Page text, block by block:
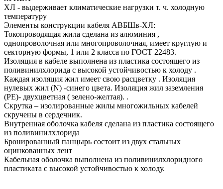
ХЛ - выдерживает климатические нагрузки т. ч. холодную
температуру
Элементы конструкции кабеля АВБШв-ХЛ:
Токопроводящая жила сделана из алюминия ,
однопроволочная или многопроволочная, имеет круглую и
секторную формы, 1 или 2 класса по ГОСТ 22483.
Изоляция в кабеле выполнена из пластика состоящего из
поливинилхлорида с высокой устойчивостью к холоду .
Каждая изоляция жил имеет свою расцветку . Изоляция
нулевых жил (N) -синего цвета. Изоляция жил заземления
(PE)- двухцветная ( зелено-желтая). .
Скрутка – изолированные жилы многожильных кабелей
скручены в сердечник.
Внутренная оболочка кабеля сделана из пластика состоящего
из поливинилхлорида
Бронированный панцырь состоит из двух стальных
оцинкованных лент
Кабельная оболочка выполнена из поливинилхлоридного
пластиката с высокой устойчивостью к холоду.